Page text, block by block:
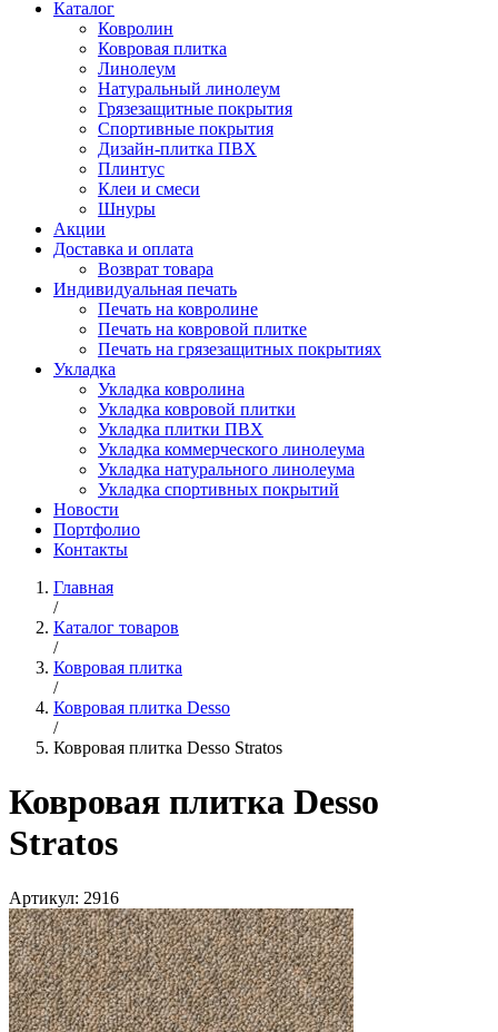
Каталог
Ковролин
Ковровая плитка
Линолеум
Натуральный линолеум
Грязезащитные покрытия
Спортивные покрытия
Дизайн-плитка ПВХ
Плинтус
Клеи и смеси
Шнуры
Акции
Доставка и оплата
Возврат товара
Индивидуальная печать
Печать на ковролине
Печать на ковровой плитке
Печать на грязезащитных покрытиях
Укладка
Укладка ковролина
Укладка ковровой плитки
Укладка плитки ПВХ
Укладка коммерческого линолеума
Укладка натурального линолеума
Укладка спортивных покрытий
Новости
Портфолио
Контакты
Главная
/
Каталог товаров
/
Ковровая плитка
/
Ковровая плитка Desso
/
Ковровая плитка Desso Stratos
Ковровая плитка Desso
Stratos
Артикул: 2916